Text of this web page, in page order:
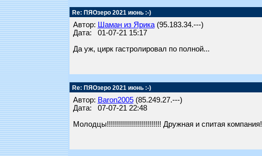
Re: ПЯОзеро 2021 июнь :-)
Автор: Шаман из Ярика(95.183.34.---)
Дата: 01-07-21 15:17
Да уж, цирк гастролировал по полной...
Re: ПЯОзеро 2021 июнь :-)
Автор: Baron2005(85.249.27.---)
Дата: 07-07-21 22:48
Молодцы!!!!!!!!!!!!!!!!!!!!!!!!!!! Дружная и спитая компания!